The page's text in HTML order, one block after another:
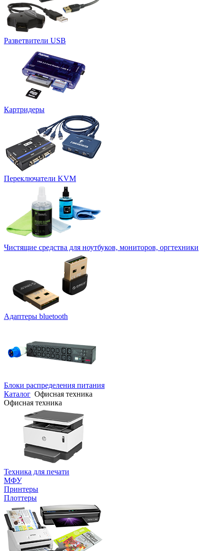
Разветвители USB
Картридеры
Переключатели KVM
Чистящие средства для ноутбуков, мониторов, оргтехники
Адаптеры bluetooth
Блоки распределения питания
Каталог Офисная техника
Офисная техника
Техника для печати
МФУ
Принтеры
Плоттеры